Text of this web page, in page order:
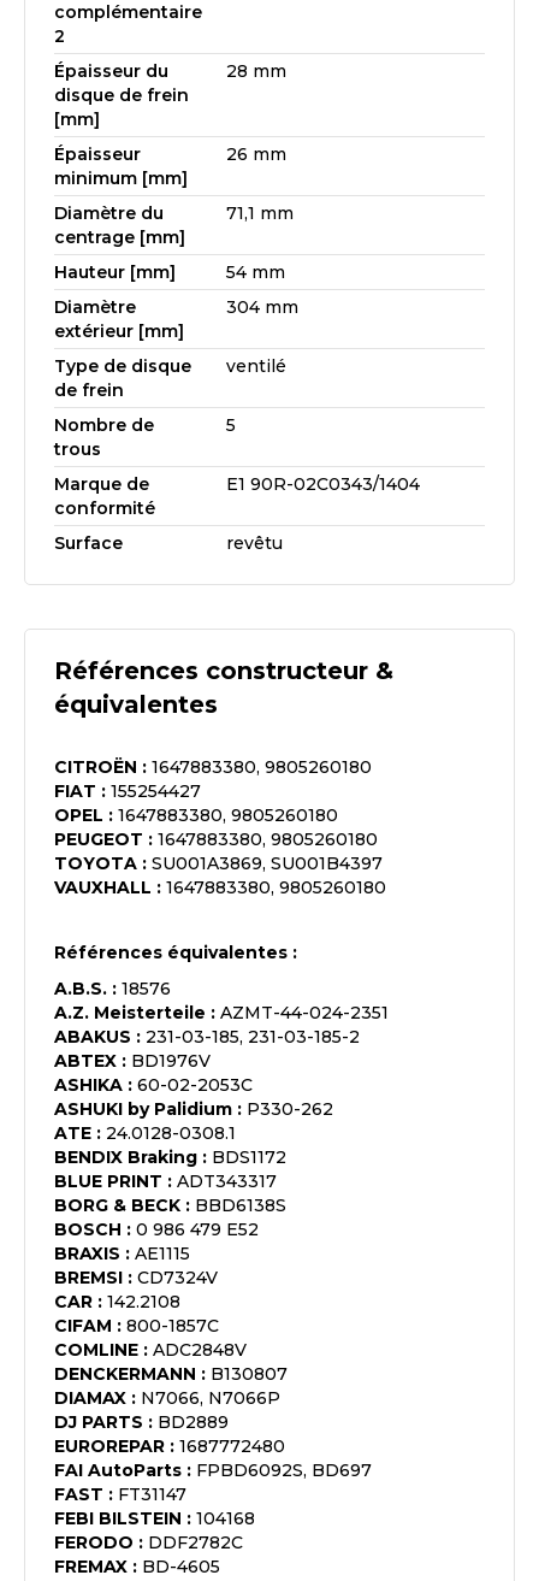
complémentaire
2
Épaisseur du
disque de frein
[mm]
28 mm
Épaisseur
minimum [mm]
26 mm
Diamètre du
centrage [mm]
71,1 mm
Hauteur [mm]
54 mm
Diamètre
extérieur [mm]
304 mm
Type de disque
de frein
ventilé
Nombre de
trous
5
Marque de
conformité
E1 90R-02C0343/1404
Surface revêtu
Références constructeur &
équivalentes
CITROËN : 1647883380, 9805260180
FIAT : 155254427
OPEL : 1647883380, 9805260180
PEUGEOT : 1647883380, 9805260180
TOYOTA : SU001A3869, SU001B4397
VAUXHALL : 1647883380, 9805260180
Références équivalentes :
A.B.S. : 18576
A.Z. Meisterteile : AZMT-44-024-2351
ABAKUS : 231-03-185, 231-03-185-2
ABTEX : BD1976V
ASHIKA : 60-02-2053C
ASHUKI by Palidium : P330-262
ATE : 24.0128-0308.1
BENDIX Braking : BDS1172
BLUE PRINT : ADT343317
BORG & BECK : BBD6138S
BOSCH : 0 986 479 E52
BRAXIS : AE1115
BREMSI : CD7324V
CAR : 142.2108
CIFAM : 800-1857C
COMLINE : ADC2848V
DENCKERMANN : B130807
DIAMAX : N7066, N7066P
DJ PARTS : BD2889
EUROREPAR : 1687772480
FAI AutoParts : FPBD6092S, BD697
FAST : FT31147
FEBI BILSTEIN : 104168
FERODO : DDF2782C
FREMAX : BD-4605